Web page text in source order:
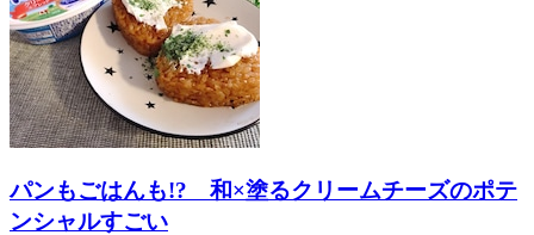
パンもごはんも!? 和×塗るクリームチーズのポテ
ンシャルすごい